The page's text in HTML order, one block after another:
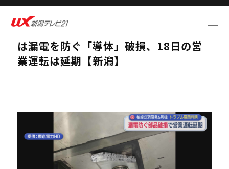
2026.03.18
【柏崎刈羽原発｜6号機】トラブル原因
は漏電を防ぐ「導体」破損、18日の営
業運転は延期【新潟】